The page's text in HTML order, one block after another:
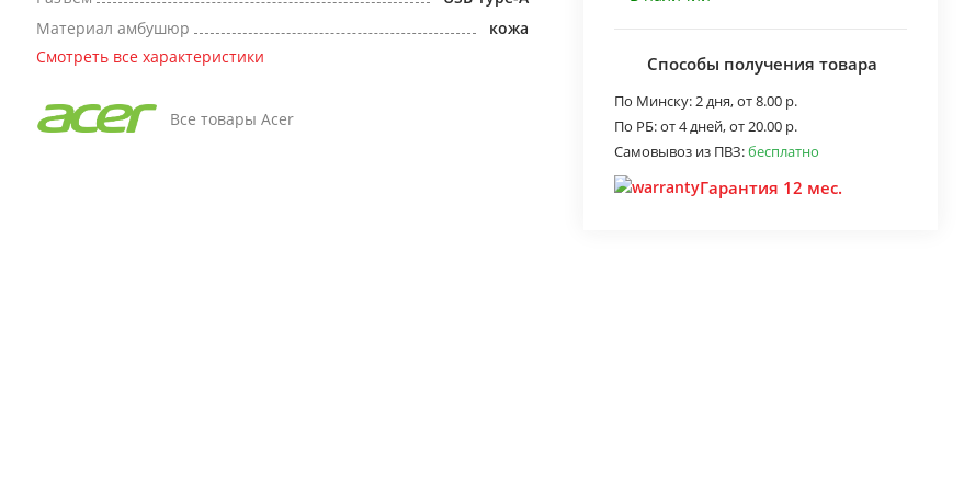
Материал амбушюр
кожа
Смотреть все характеристики
Все товары Acer
Способы получения товара
По Минску:2 дня,от 8.00 р.
По РБ:от 4 дней,от 20.00 р.
Самовывоз из ПВЗ:бесплатно
Гарантия 12 мес.